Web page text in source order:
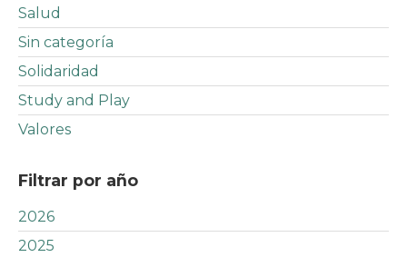
Salud
Sin categoría
Solidaridad
Study and Play
Valores
Filtrar por año
2026
2025